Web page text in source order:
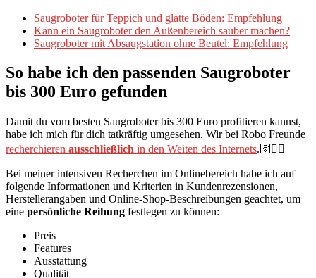
Saugroboter für Teppich und glatte Böden: Empfehlung
Kann ein Saugroboter den Außenbereich sauber machen?
Saugroboter mit Absaugstation ohne Beutel: Empfehlung
So habe ich den passenden Saugroboter
bis 300 Euro gefunden
Damit du vom besten Saugroboter bis 300 Euro profitieren kannst,
habe ich mich für dich tatkräftig umgesehen. Wir bei Robo Freunde
recherchieren ausschließlich in den Weiten des Internets.🛜👍🏼
Bei meiner intensiven Recherchen im Onlinebereich habe ich auf
folgende Informationen und Kriterien in Kundenrezensionen,
Herstellerangaben und Online-Shop-Beschreibungen geachtet, um
eine persönliche Reihung festlegen zu können:
Preis
Features
Ausstattung
Qualität